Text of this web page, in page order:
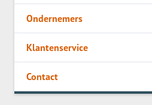
Ondernemers
Klantenservice
Contact